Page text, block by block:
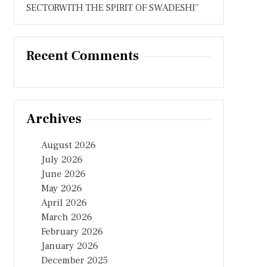
SECTORWITH THE SPIRIT OF SWADESHI”
Recent Comments
Archives
August 2026
July 2026
June 2026
May 2026
April 2026
March 2026
February 2026
January 2026
December 2025